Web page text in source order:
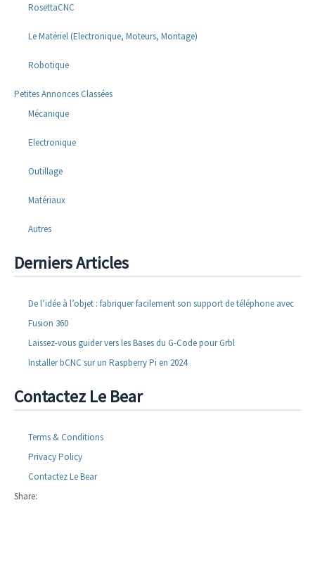
RosettaCNC
Le Matériel (Electronique, Moteurs, Montage)
Robotique
Petites Annonces Classées
Mécanique
Electronique
Outillage
Matériaux
Autres
Derniers Articles
De l’idée à l’objet : fabriquer facilement son support de téléphone avec
Fusion 360
Laissez-vous guider vers les Bases du G-Code pour Grbl
Installer bCNC sur un Raspberry Pi en 2024
Contactez Le Bear
Terms & Conditions
Privacy Policy
Contactez Le Bear
Share: